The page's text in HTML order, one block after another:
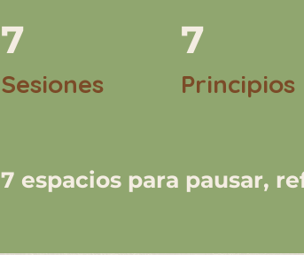
7
Sesiones
7
Principios
7 espacios para pausar,